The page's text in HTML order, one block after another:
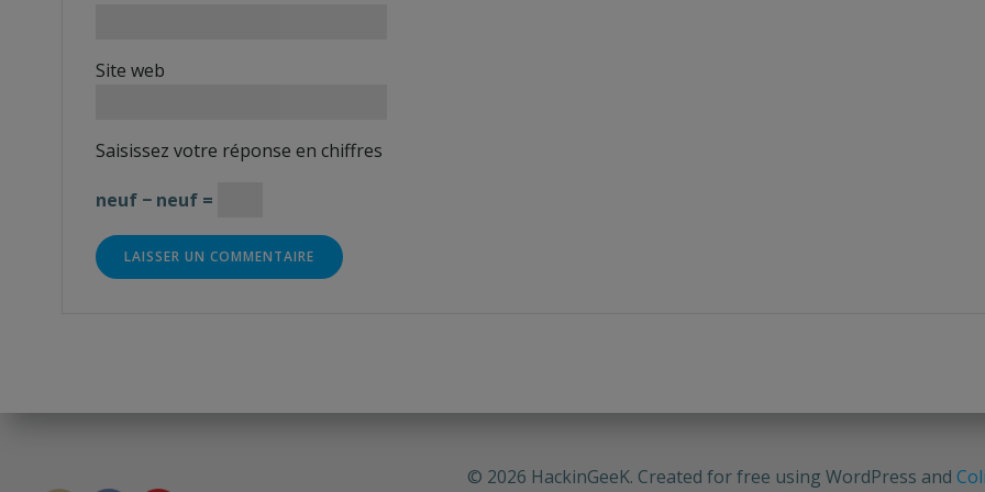
Site web
Saisissez votre réponse en chiffres
neuf − neuf =
© 2026 HackinGeeK. Created for free using WordPress and